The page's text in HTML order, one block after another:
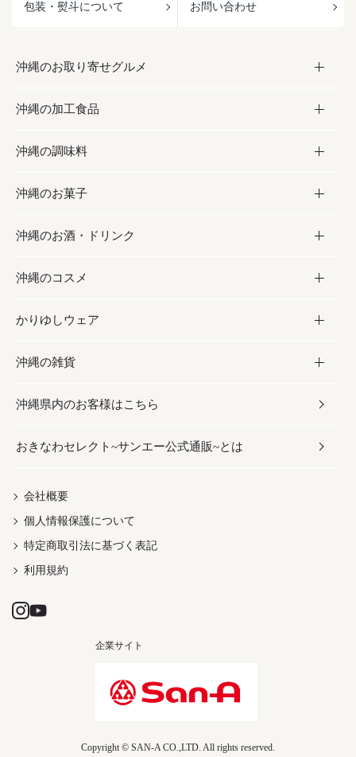
包装・熨斗について お問い合わせ
沖縄のお取り寄せグルメ
お取り寄せグルメ
フルーツ・野菜
お肉
海産物
沖縄の加工食品
加工食品
缶詰／パウチ
沖縄料理
沖縄そば／乾麺
レトルト食品
乾物／粉類
沖縄の調味料
調味料
砂糖／黒砂糖
塩
お酢／ドレッシング
しょうゆ
みそ
だし／スパイス／島唐辛子
沖縄のお菓子
お菓子
黒糖
ちんすこう
伝統菓子
スナック
おつまみ
紅芋
沖縄のお酒・ドリンク
お酒・ドリンク
泡盛
ビール・チューハイ
ワイン・ウィスキー・カクテル
ドリンク
茶葉
沖縄のコスメ
コスメ
スキンケア
ボディケア
ヘアケア
UVケア
かりゆしウェア
かりゆしウェア
メンズ
レディース
沖縄の雑貨
雑貨
沖縄ファッション
伝統工芸品
沖縄県内のお客様はこちら
おきなわセレクト~サンエー公式通販~とは
会社概要
個人情報保護について
特定商取引法に基づく表記
利用規約
企業サイト
Copyright © SAN-A CO.,LTD. All rights reserved.